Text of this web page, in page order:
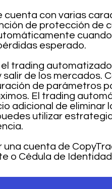
cuenta con varias
de protección de
esperado.
trading
salir de los mercados.
de parámetros
El trading
adicional de eliminar
utilizar
una cuenta de
o Cédula de